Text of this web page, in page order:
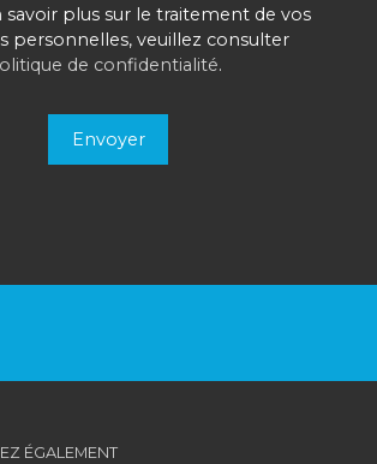
savoir plus sur le traitement de vos
personnelles, veuillez consulter
de confidentialité.
Envoyer
ÉGALEMENT